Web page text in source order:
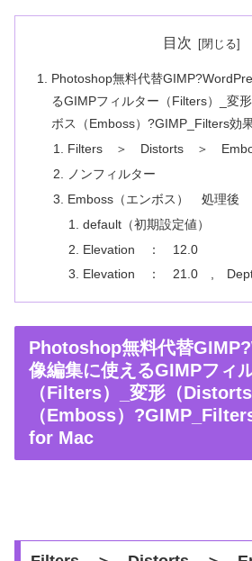
目次
Photoshop無料代替
るGIMPフィルター（Filters）_変
ボス（Emboss）?GIMP_Filters効
Filters ＞ Distorts ＞
ノンフィルター
Emboss（エンボス） 処理後
default（初期設定値）
Elevation ： 12.0
Elevation ： 21.0 ,
Photoshop無料代替
像編集に使えるGIMPフィ
（Filters）_変形（
（Emboss）
for Mac